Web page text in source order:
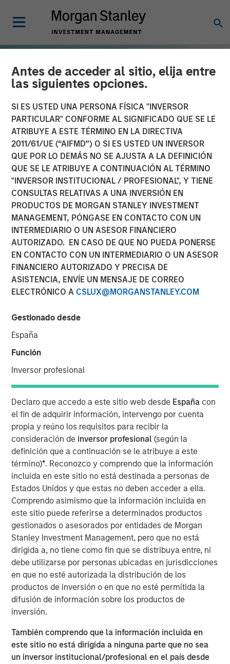
Antes de acceder al sitio, elija entre
las siguientes opciones.
SI ES USTED UNA PERSONA FÍSICA "INVERSOR
PARTICULAR" CONFORME AL SIGNIFICADO QUE SE LE
ATRIBUYE A ESTE TÉRMINO EN LA DIRECTIVA
2011/61/UE (“AIFMD”) O SI ES USTED UN INVERSOR
QUE POR LO DEMÁS NO SE AJUSTA A LA DEFINICIÓN
QUE SE LE ATRIBUYE A CONTINUACIÓN AL TÉRMINO
"INVERSOR INSTITUCIONAL / PROFESIONAL", Y TIENE
CONSULTAS RELATIVAS A UNA INVERSIÓN EN
PRODUCTOS DE MORGAN STANLEY INVESTMENT
MANAGEMENT, PÓNGASE EN CONTACTO CON UN
INTERMEDIARIO O UN ASESOR FINANCIERO
AUTORIZADO. EN CASO DE QUE NO PUEDA PONERSE
EN CONTACTO CON UN INTERMEDIARIO O UN ASESOR
FINANCIERO AUTORIZADO Y PRECISA DE
ASISTENCIA, ENVÍE UN MENSAJE DE CORREO
ELECTRÓNICO A CSLUX@MORGANSTANLEY.COM
Gestionado desde
España
Función
Inversor profesional
Declaro que accedo a este sitio web desde España con
el fin de adquirir información, intervengo por cuenta
propia y reúno los requisitos para recibir la
consideración de inversor profesional(según la
definición que a continuación se le atribuye a este
término)*. Reconozco y comprendo que la información
incluida en este sitio no está destinada a personas de
Estados Unidos y que estas no deben acceder a ella.
Comprendo asimismo que la información incluida en
este sitio puede referirse a determinados productos
gestionados o asesorados por entidades de Morgan
Stanley Investment Management, pero que no está
dirigida a, no tiene como fin que se distribuya entre, ni
debe utilizarse por personas ubicadas en jurisdicciones
en que no esté autorizada la distribución de los
productos de inversión o en que no esté permitida la
difusión de información sobre los productos de
inversión.
También comprendo que la información incluida en
este sitio no está dirigida a ninguna parte que no sea
un inversor institucional/profesional en el país desde
TALES FROM THE EMERGING WORLD INSIGHTS
The Demographic Barbell
29 SEPTIEMBRE 2025
The Authors
Jitania Kandhari
Audrey Muhirwa
Associate
A generational shift is unfolding across the global
economy. At one end, millennials and Gen Z are gaining
economic influence with their distinct preferences for
technology, sustainability and different consumption
patterns. At the other, aging populations, particularly
Baby Boomers, are increasing their share of healthcare
spending, financial assets and political influence.
Download – The Demographic Barbell
Emerging Markets Equity Team
The Emerging Markets Equity team combines deep
expertise and local presence in global markets with an
integrated top-down and bottom-up investment approach
to invest in core and growth-oriented portfolios across
non-U.S. markets.
ARTÍCULOS RELACIONADOS